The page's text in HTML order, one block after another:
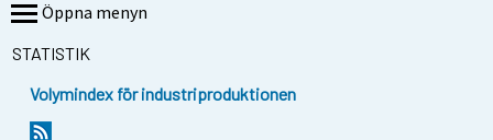
Öppna menyn
STATISTIK
Volymindex för industriproduktionen